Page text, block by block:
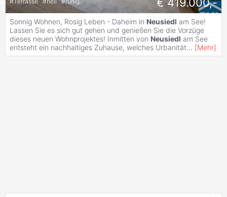
Sonnig Wohnen, Rosig Leben - Daheim in Neusiedl am See!
Lassen Sie es sich gut gehen und genießen Sie die Vorzüge
dieses neuen Wohnprojektes! Inmitten von Neusiedl am See
entsteht ein nachhaltiges Zuhause, welches Urbanität... [Mehr]